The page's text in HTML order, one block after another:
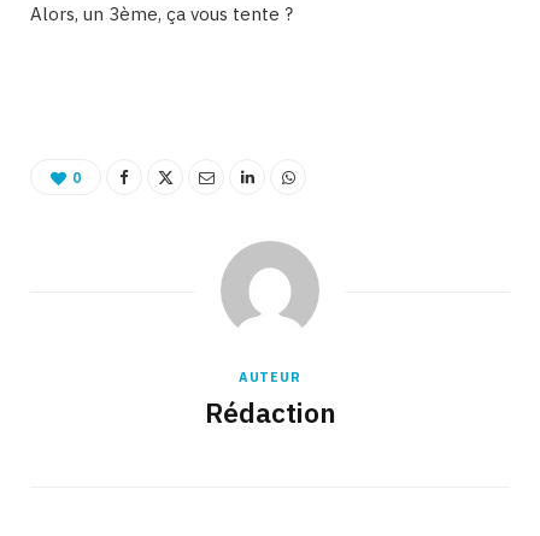
Alors, un 3ème, ça vous tente ?
0
AUTEUR
Rédaction